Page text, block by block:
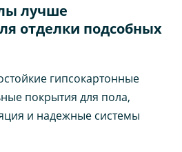
лучше
отделки подсобных
гипсокартонные
покрытия для пола,
и надежные системы